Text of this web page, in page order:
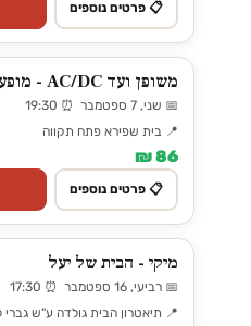
📋 פרטים נוספים
משופן ועד AC/DC - מופע פסנתר לאור נרות
📅 שני, 7 ספטמבר ⏰ 19:30
📍 בית שפירא פתח תקווה
86 ₪
📋 פרטים נוספים
מיקי - הבית של יעל
📅 רביעי, 16 ספטמבר ⏰ 17:30
📍 תיאטרון הבית גולדה ע"ש גברי